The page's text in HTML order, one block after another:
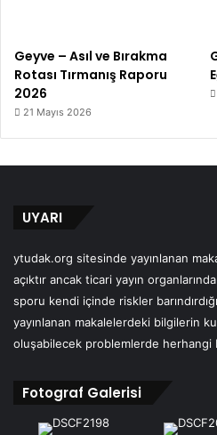
Geyve – Asıl ve Bırakma
Rotası Tırmanış Raporu
2026
21 Mayıs 2026
UYARI
ytudak.org sitesinde yayınlanan
açıktır ancak ticari yayın
sporu kendi içinde riskler
yayınlanan makalelerdeki bilgilerin
oluşabilecek problemlerde
Fotograf Galerisi